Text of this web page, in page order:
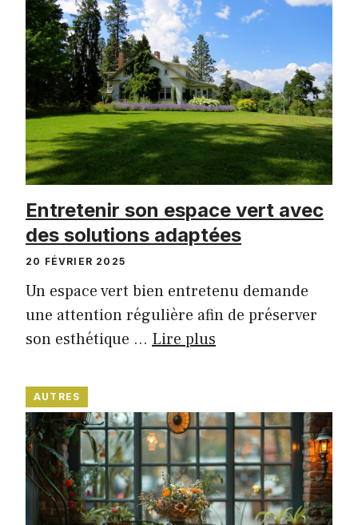
Entretenir son espace vert avec
des solutions adaptées
20 FÉVRIER 2025
Un espace vert bien entretenu demande
une attention régulière afin de préserver
son esthétique … Lire plus
AUTRES